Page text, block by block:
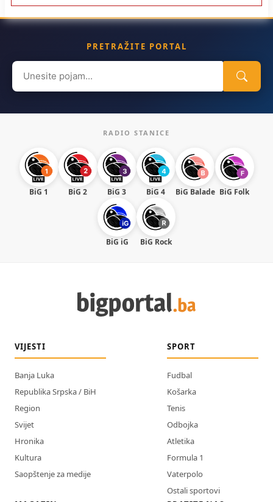
PRETRAŽITE PORTAL
Search
for:
RADIO STANICE
BiG 1 BiG 2 BiG 3 BiG 4 BiG Balade BiG Folk
BiG iG BiG Rock
VIJESTI
Banja Luka
Republika Srpska / BiH
Region
Svijet
Hronika
Kultura
Saopštenje za medije
SPORT
Fudbal
Košarka
Tenis
Odbojka
Atletika
Formula 1
Vaterpolo
Ostali sportovi